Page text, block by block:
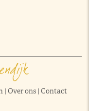
| Over ons| Contact